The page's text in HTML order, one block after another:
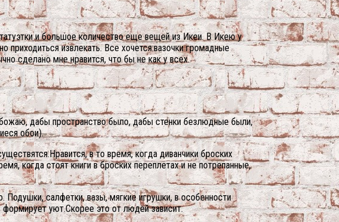
и большое количество еще вещей из Икеи. В Икею у
приходиться извлекать. Все хочется:вазочки громадные
сделано мне нравится, что бы не как у всех.
дабы пространство было, дабы стенки безлюдные были,
обои).
в то время, когда диванчики броских
когда стоят книги в броских переплетах и не потрепанные,
Подушки, салфетки, вазы, мягкие игрушки, в особенности
уют.Скорее это от людей зависит.